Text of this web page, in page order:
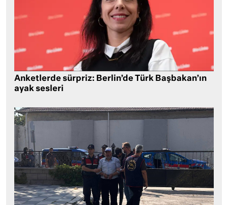
Anketlerde sürpriz: Berlin’de Türk Başbakan’ın
ayak sesleri